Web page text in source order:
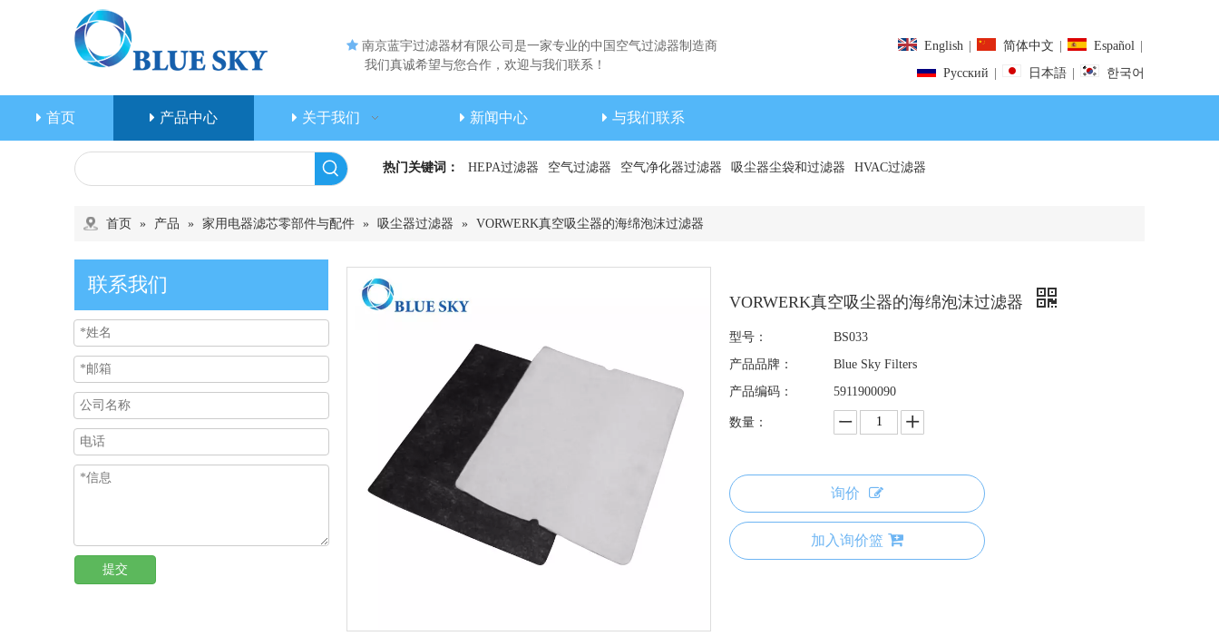
 南京蓝宇过滤器材有限公司是一家专业的中国空气过滤器制造商
我们真诚希望与您合作，欢迎与我们联系！
English 简体中文 Español
Pусский | 日本語 | 한국어
首页 产品中心 关于我们 新闻中心 与我们联系
热门关键词： HEPA过滤器 空气过滤器 空气净化器过滤器 吸尘器尘袋和过滤器 HVAC过滤器
首页 » 产品 » 家用电器滤芯零部件与配件 » 吸尘器过滤器 » VORWERK真空吸尘器的海绵泡沫过滤器
联系我们
提交
VORWERK真空吸尘器的海绵泡沫过滤器
型号：
BS033
产品品牌：
Blue Sky Filters
产品编码：
5911900090
数量：
询价
加入询价篮